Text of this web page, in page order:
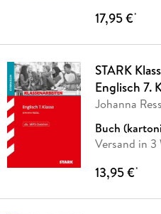
17,95 €*
STARK
Englisch 7.
Johanna
Buch
Versand in 3
13,95 €*